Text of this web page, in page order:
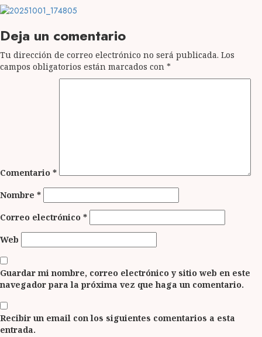
Deja un comentario
Tu dirección de correo electrónico no será publicada. Los
campos obligatorios están marcados con *
Comentario *
Nombre *
Correo electrónico *
Web
Guardar mi nombre, correo electrónico y sitio web en este
navegador para la próxima vez que haga un comentario.
Recibir un email con los siguientes comentarios a esta
entrada.